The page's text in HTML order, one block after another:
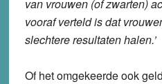
van vrouwen (of zwarten)
vooraf verteld is dat
slechtere resultaten halen.’
Of het omgekeerde ook